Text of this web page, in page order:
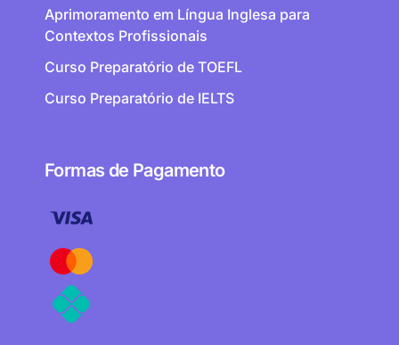
Aprimoramento em Língua Inglesa para
Contextos Profissionais
Curso Preparatório de TOEFL
Curso Preparatório de IELTS
Formas de Pagamento